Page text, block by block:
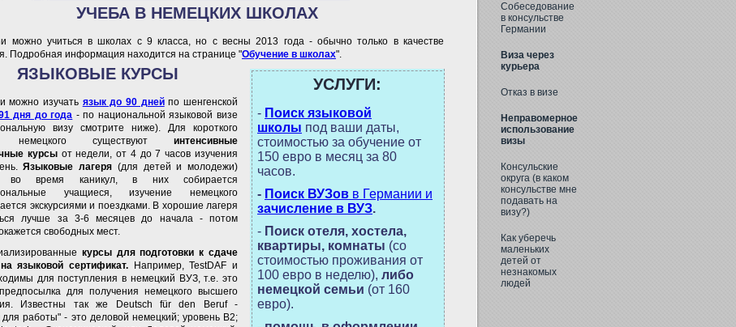
УЧЕБА В НЕМЕЦКИХ ШКОЛАХ
можно учиться в школах с 9 класса, но с весны 2013 года - обычно только в качестве
Подробная информация находится на странице "Обучение в школах".
УСЛУГИ:
- Поиск языковой
школы под ваши даты,
стоимостью за обучение от
150 евро в месяц за 80
часов.
- Поиск ВУЗов в Германии и
зачисление в ВУЗ.
- Поиск отеля, хостела,
квартиры, комнаты (со
стоимостью проживания от
100 евро в неделю), либо
немецкой семьи (от 160
евро).
ЯЗЫКОВЫЕ КУРСЫ
можно изучать язык до 90 днейпо шенгенской
дня до года - по национальной языковой визе
визу смотрите ниже). Для короткого
немецкого существуют интенсивные
курсыот недели, от 4 до 7 часов изучения
Языковые лагеря (для детей и молодежи)
во время каникул, в них собирается
учащиеся, изучение немецкого
экскурсиями и поездками. В хорошие лагеря
лучше за 3-6 месяцев до начала - потом
свободных мест.
курсы для подготовки к сдаче
языковой сертификат. Например, TestDAF и
для поступления в немецкий ВУЗ, т.е. это
для получения немецкого высшего
Известны так же Deutsch für den Beruf -
работы" - это деловой немецкий; уровень В2;
Собеседование
в консульстве
Германии
Виза через
курьера
Отказ в визе
Неправомерное
использование
визы
Консульские
округа (в каком
консульстве мне
подавать на
визу?)
Как уберечь
маленьких
детей от
незнакомых
людей